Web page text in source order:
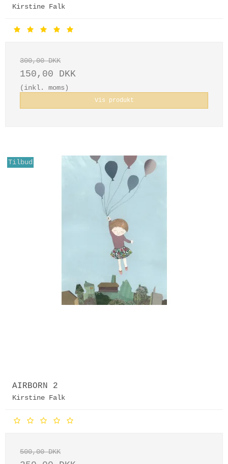
Kirstine Falk
300,00 DKK
150,00 DKK
(inkl. moms)
Vis produkt
Tilbud
AIRBORN 2
Kirstine Falk
500,00 DKK